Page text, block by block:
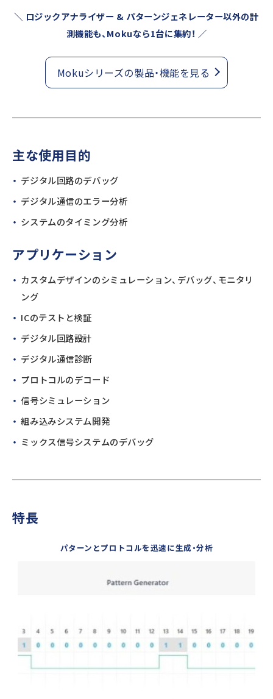
＼ ロジックアナライザー & パターンジェネレーター以外の計
測機能も、Mokuなら1台に集約！ ／
Mokuシリーズの製品・機能を見る
主な使用目的
デジタル回路のデバッグ
デジタル通信のエラー分析
システムのタイミング分析
アプリケーション
カスタムデザインのシミュレーション、デバッグ、モニタリ
ング
ICのテストと検証
デジタル回路設計
デジタル通信診断
プロトコルのデコード
信号シミュレーション
組み込みシステム開発
ミックス信号システムのデバッグ
特長
パターンとプロトコルを迅速に生成・分析